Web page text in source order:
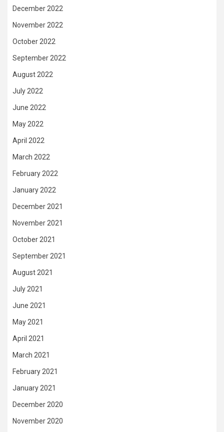
December 2022
November 2022
October 2022
September 2022
August 2022
July 2022
June 2022
May 2022
April 2022
March 2022
February 2022
January 2022
December 2021
November 2021
October 2021
September 2021
August 2021
July 2021
June 2021
May 2021
April 2021
March 2021
February 2021
January 2021
December 2020
November 2020